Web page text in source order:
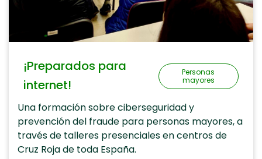
¡Preparados para
internet!
Personas
mayores
Una formación sobre ciberseguridad y
prevención del fraude para personas mayores, a
través de talleres presenciales en centros de
Cruz Roja de toda España.